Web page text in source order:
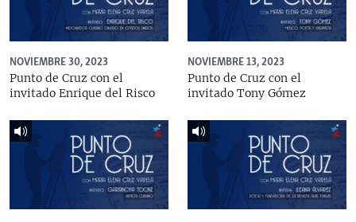
NOVIEMBRE 30, 2023
Punto de Cruz con el
invitado Enrique del Risco
NOVIEMBRE 13, 2023
Punto de Cruz con el
invitado Tony Gómez